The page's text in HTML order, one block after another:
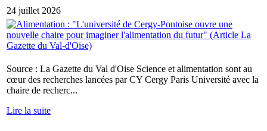
24 juillet 2026
Source : La Gazette du Val d'Oise Science et alimentation sont au
cœur des recherches lancées par CY Cergy Paris Université avec la
chaire de recherc...
Lire la suite